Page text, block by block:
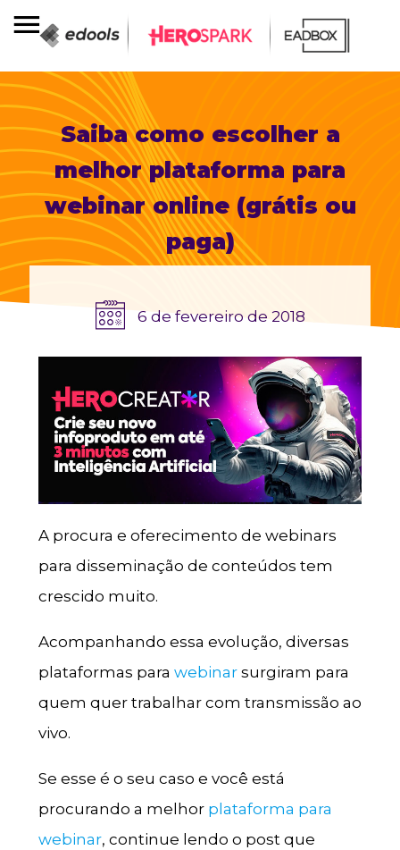
Saiba como escolher a
melhor plataforma para
webinar online (grátis ou
paga)
6 de fevereiro de 2018
A procura e oferecimento de webinars
para disseminação de conteúdos tem
crescido muito.
Acompanhando essa evolução, diversas
plataformas para webinarsurgiram para
quem quer trabalhar com transmissão ao
vivo.
Se esse é o seu caso e você está
procurando a melhor plataforma para
webinar, continue lendo o post que